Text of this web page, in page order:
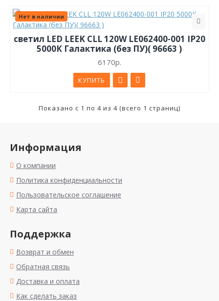
Нет в наличии
светил LED LEEK CLL 120W LE062400-001 IP20
5000К Галактика (без ПУ)( 96663 )
6170р.
КУПИТЬ
Показано с 1 по 4 из 4 (всего 1 страниц)
Информация
О компании
Политика конфиденциальности
Пользовательское соглашение
Карта сайта
Поддержка
Возврат и обмен
Обратная связь
Доставка и оплата
Как сделать заказ